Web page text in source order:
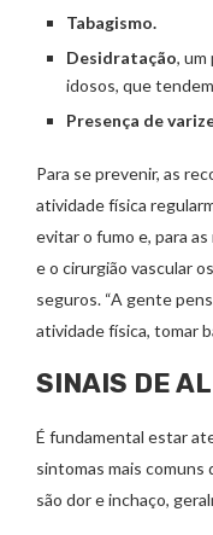
Tabagismo.
Desidratação,
idosos, que
Presença de
Para se prevenir, as
atividade física
evitar o fumo e, para
e o cirurgião vascular
seguros. “A gente
atividade física, tomar
SINAIS DE
É fundamental estar
sintomas mais
são dor e inchaço,